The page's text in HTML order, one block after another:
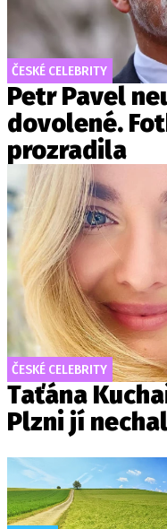
ČESKÉ CELEBRITY
Petr Pavel
dovolené.
prozradila
ČESKÉ CELEBRITY
Taťána
Plzni jí